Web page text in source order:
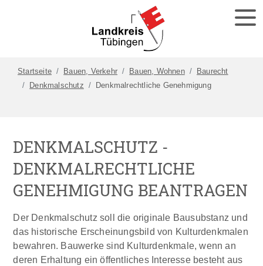
Startseite Bauen, Verkehr Bauen, Wohnen
Baurecht
Denkmalschutz
Denkmalrechtliche Genehmigung
DENKMALSCHUTZ -
DENKMALRECHTLICHE
GENEHMIGUNG BEANTRAGEN
Der Denkmalschutz soll die originale Bausubstanz und
das historische Erscheinungsbild von Kulturdenkmalen
bewahren. Bauwerke sind Kulturdenkmale, wenn an
deren Erhaltung ein öffentliches Interesse besteht aus